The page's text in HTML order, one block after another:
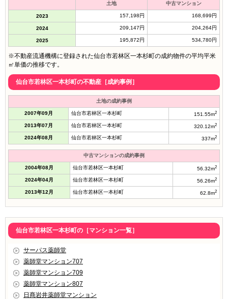
土地 中古マンション
2023 157,198円 168,699円
2024 209,147円 204,264円
2025 195,872円 534,780円
※不動産流通機構に登録された仙台市若林区一本杉町の成約物件の平均平米
㎡単価の推移です。
仙台市若林区一本杉町の不動産［成約事例］
土地の成約事例
2007年09月 仙台市若林区一本杉町 151.55m2
2013年07月 仙台市若林区一本杉町 320.12m2
2024年08月 仙台市若林区一本杉町 337m2
中古マンションの成約事例
2004年08月 仙台市若林区一本杉町 56.32m2
2024年04月 仙台市若林区一本杉町 56.26m2
2013年12月 仙台市若林区一本杉町 62.8m2
仙台市若林区一本杉町の［マンション一覧］
サーパス薬師堂
薬師堂マンション707
薬師堂マンション709
薬師堂マンション807
日商岩井薬師堂マンション